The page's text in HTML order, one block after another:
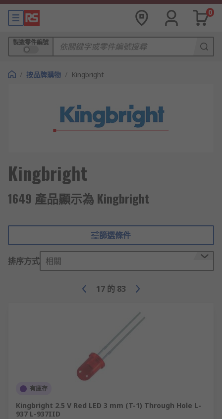
0
製造零件編號
/ 按品牌購物 / Kingbright
Kingbright
1649 產品顯示為 Kingbright
篩選條件
排序方式 相關
17 的 83
有庫存
Kingbright 2.5 V Red LED 3 mm (T-1) Through Hole L-
937 L-937IID